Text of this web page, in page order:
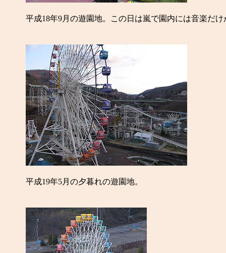
平成18年9月の遊園地。この日は嵐で園内には音楽だ
平成19年5月の夕暮れの遊園地。